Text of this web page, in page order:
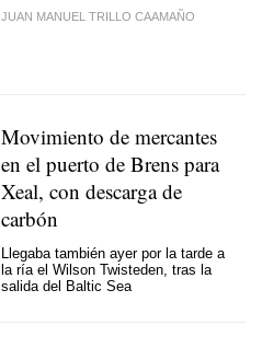
JUAN MANUEL TRILLO CAAMAÑO
Movimiento de mercantes
en el puerto de Brens para
Xeal, con descarga de
carbón
Llegaba también ayer por la tarde a
la ría el Wilson Twisteden, tras la
salida del Baltic Sea